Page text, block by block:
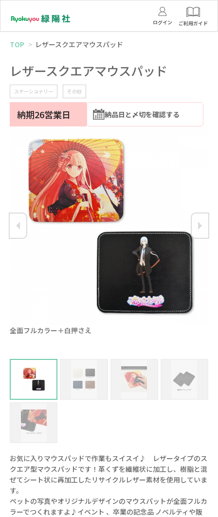
ログイン ご利用ガイド
TOP レザースクエアマウスパッド
レザースクエアマウスパッド
ステーショナリー その他
納期26営業日 納品日と〆切を確認する
全面フルカラー＋白押さえ
お気に入りマウスパッドで作業もスイスイ♪ レザータイプのス
クエア型マウスパッドです！革くずを繊維状に加工し、樹脂と混
ぜてシート状に再加工したリサイクルレザー素材を使用していま
す。
ペットの写真やオリジナルデザインのマウスパットが全面フルカ
ラーでつくれますよ♪イベント 、卒業の記念品 ノベルティや販